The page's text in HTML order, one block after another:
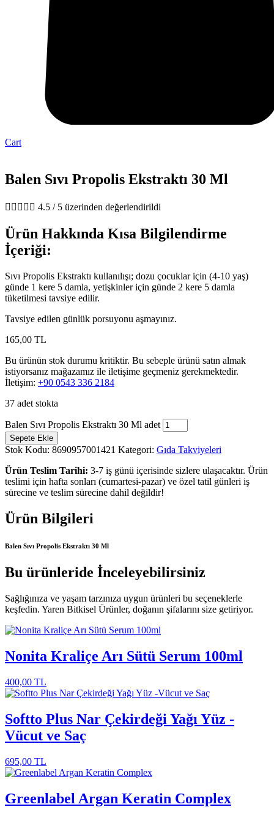
Cart
Balen Sıvı Propolis Ekstraktı 30 Ml
     4.5 / 5 üzerinden değerlendirildi
Ürün Hakkında Kısa Bilgilendirme
İçeriği:
Sıvı Propolis Ekstraktı kullanılışı; dozu çocuklar için (4-10 yaş)
günde 1 kere 5 damla, yetişkinler için günde 2 kere 5 damla
tüketilmesi tavsiye edilir.
Tavsiye edilen günlük porsuyonu aşmayınız.
165,00 TL
Bu ürünün stok durumu kritiktir. Bu sebeple ürünü satın almak
istiyorsanız mağazamız ile iletişime geçmeniz gerekmektedir.
İletişim: +90 0543 336 2184
37 adet stokta
Balen Sıvı Propolis Ekstraktı 30 Ml adet
Sepete Ekle
Stok Kodu: 8690957001421 Kategori: Gıda Takviyeleri
Ürün Teslim Tarihi: 3-7 iş günü içerisinde sizlere ulaşacaktır. Ürün
teslimi için hafta sonları (cumartesi-pazar) ve özel tatil günleri iş
sürecine ve teslim sürecine dahil değildir!
Ürün Bilgileri
Balen Sıvı Propolis Ekstraktı 30 Ml
Bu ürünleride İnceleyebilirsiniz
Sağlığınıza ve yaşam tarzınıza uygun ürünleri bu seçeneklerle
keşfedin. Yaren Bitkisel Ürünler, doğanın şifalarını size getiriyor.
Nonita Kraliçe Arı Sütü Serum 100ml
400,00 TL
Softto Plus Nar Çekirdeği Yağı Yüz -
Vücut ve Saç
695,00 TL
Greenlabel Argan Keratin Complex